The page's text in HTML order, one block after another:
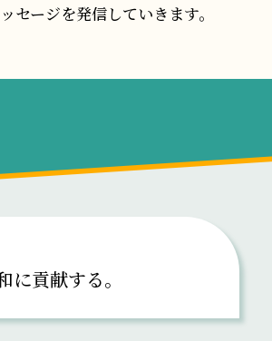
セージを発信していきます。
に貢献する。